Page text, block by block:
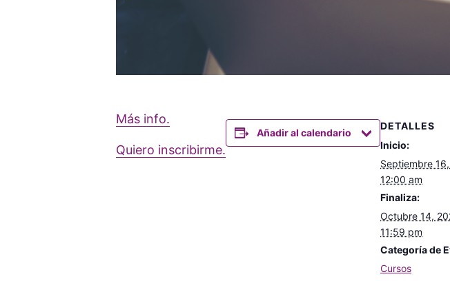
Más info.
Quiero inscribirme.
Añadir al calendario
DETALLES
Inicio:
Septiembre
12:00 am
Finaliza:
Octubre 14,
11:59 pm
Categoría de
Cursos